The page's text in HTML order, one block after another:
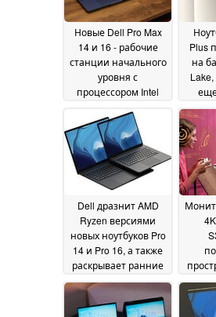
Новые Dell Pro Max
14 и 16 - рабочие
станции начального
уровня с
процессором Intel
2025
Plus
на
AMD
Dell дразнит AMD
Ryzen версиями
новых ноутбуков Pro
14 и Pro 16, а также
раскрывает ранние
модели Intel06 January
QD-